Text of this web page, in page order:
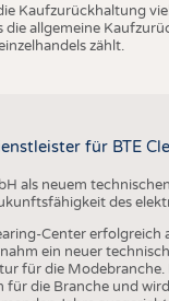
Kaufzurückhaltung
die allgemeine
zählt.
für BTE
als neuem
des
Center
ein neuer
für die Modebranche.
die Branche und